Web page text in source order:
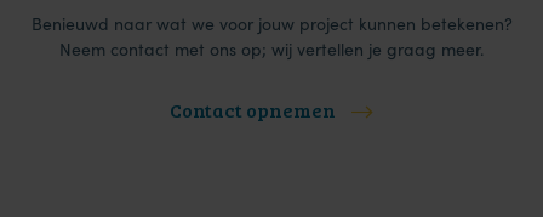
Benieuwd naar wat we voor jouw project kunnen betekenen?
Neem contact met ons op; wij vertellen je graag meer.
Contact opnemen